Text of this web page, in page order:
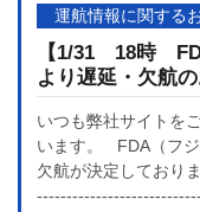
運航情報に関する
【1/31 18時
より遅延・欠航の
いつも弊社サイトを
います。 FDA（フ
欠航が決定しており